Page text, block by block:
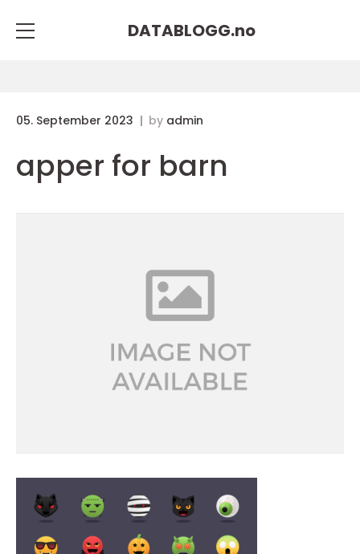
DATABLOGG.no
05. September 2023 by admin
apper for barn